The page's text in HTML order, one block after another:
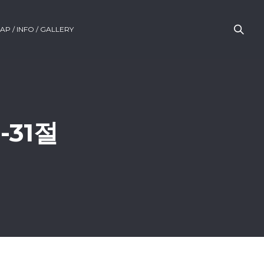
/ INFO / GALLERY
절